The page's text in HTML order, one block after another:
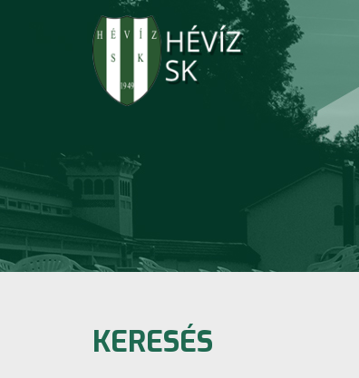
KERESÉS